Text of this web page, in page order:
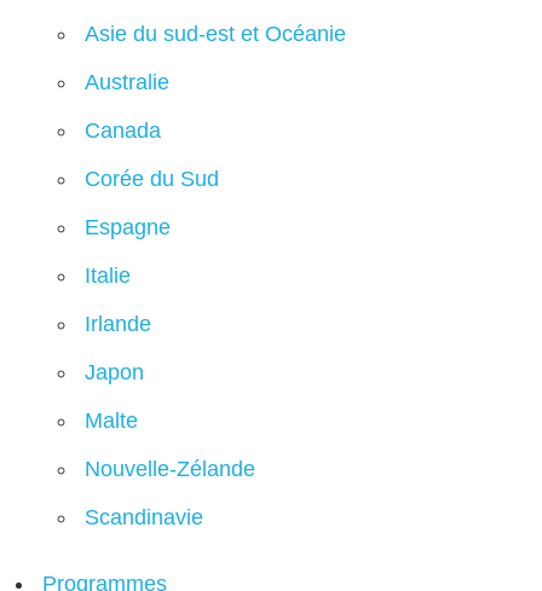
Asie du sud-est et Océanie
Australie
Canada
Corée du Sud
Espagne
Italie
Irlande
Japon
Malte
Nouvelle-Zélande
Scandinavie
Programmes